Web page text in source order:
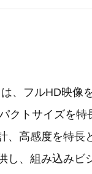
は、フルHD映
クトサイズを
、高感度を特
し、組み込み